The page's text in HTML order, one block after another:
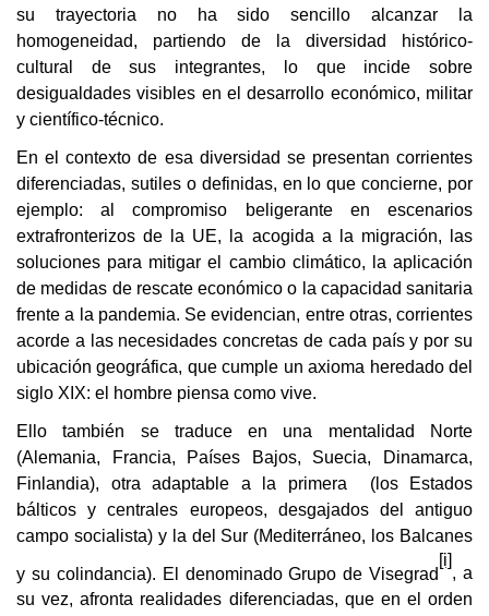
su trayectoria no ha sido sencillo alcanzar la
homogeneidad, partiendo de la diversidad histórico-
cultural de sus integrantes, lo que incide sobre
desigualdades visibles en el desarrollo económico, militar
y científico-técnico.
En el contexto de esa diversidad se presentan corrientes
diferenciadas, sutiles o definidas, en lo que concierne, por
ejemplo: al compromiso beligerante en escenarios
extrafronterizos de la UE, la acogida a la migración, las
soluciones para mitigar el cambio climático, la aplicación
de medidas de rescate económico o la capacidad sanitaria
frente a la pandemia. Se evidencian, entre otras, corrientes
acorde a las necesidades concretas de cada país y por su
ubicación geográfica, que cumple un axioma heredado del
siglo XIX: el hombre piensa como vive.
Ello también se traduce en una mentalidad Norte
(Alemania, Francia, Países Bajos, Suecia, Dinamarca,
Finlandia), otra adaptable a la primera (los Estados
bálticos y centrales europeos, desgajados del antiguo
campo socialista) y la del Sur (Mediterráneo, los Balcanes
y su colindancia). El denominado Grupo de Visegrad
[i]
, a
su vez, afronta realidades diferenciadas, que en el orden